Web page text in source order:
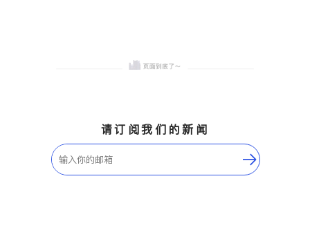
请订阅我们的新闻